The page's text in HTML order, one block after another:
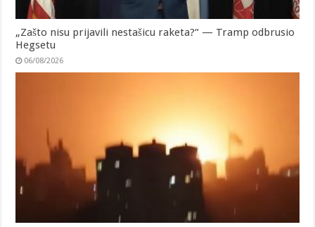
„Zašto nisu prijavili nestašicu raketa?“ — Tramp odbrusio
Hegsetu
06/08/2026